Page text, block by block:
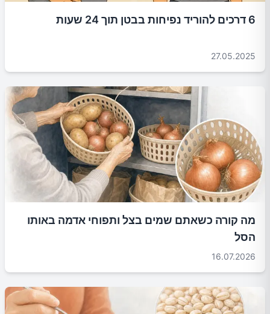
6 דרכים להוריד נפיחות בבטן תוך 24 שעות
27.05.2025
מה קורה כשאתם שמים בצל ותפוחי אדמה באותו
הסל
16.07.2026